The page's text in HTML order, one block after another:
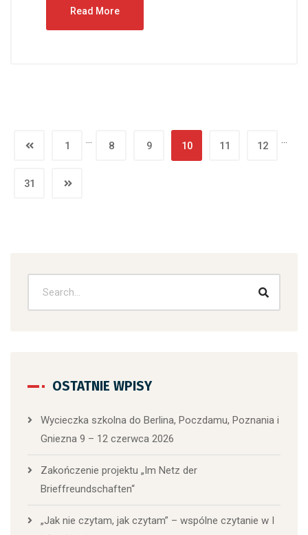
Read More
1 8 9 10 11 12
31
OSTATNIE WPISY
Wycieczka szkolna do Berlina, Poczdamu, Poznania i
Gniezna 9 – 12 czerwca 2026
Zakończenie projektu „Im Netz der
Brieffreundschaften“
„Jak nie czytam, jak czytam” – wspólne czytanie w I